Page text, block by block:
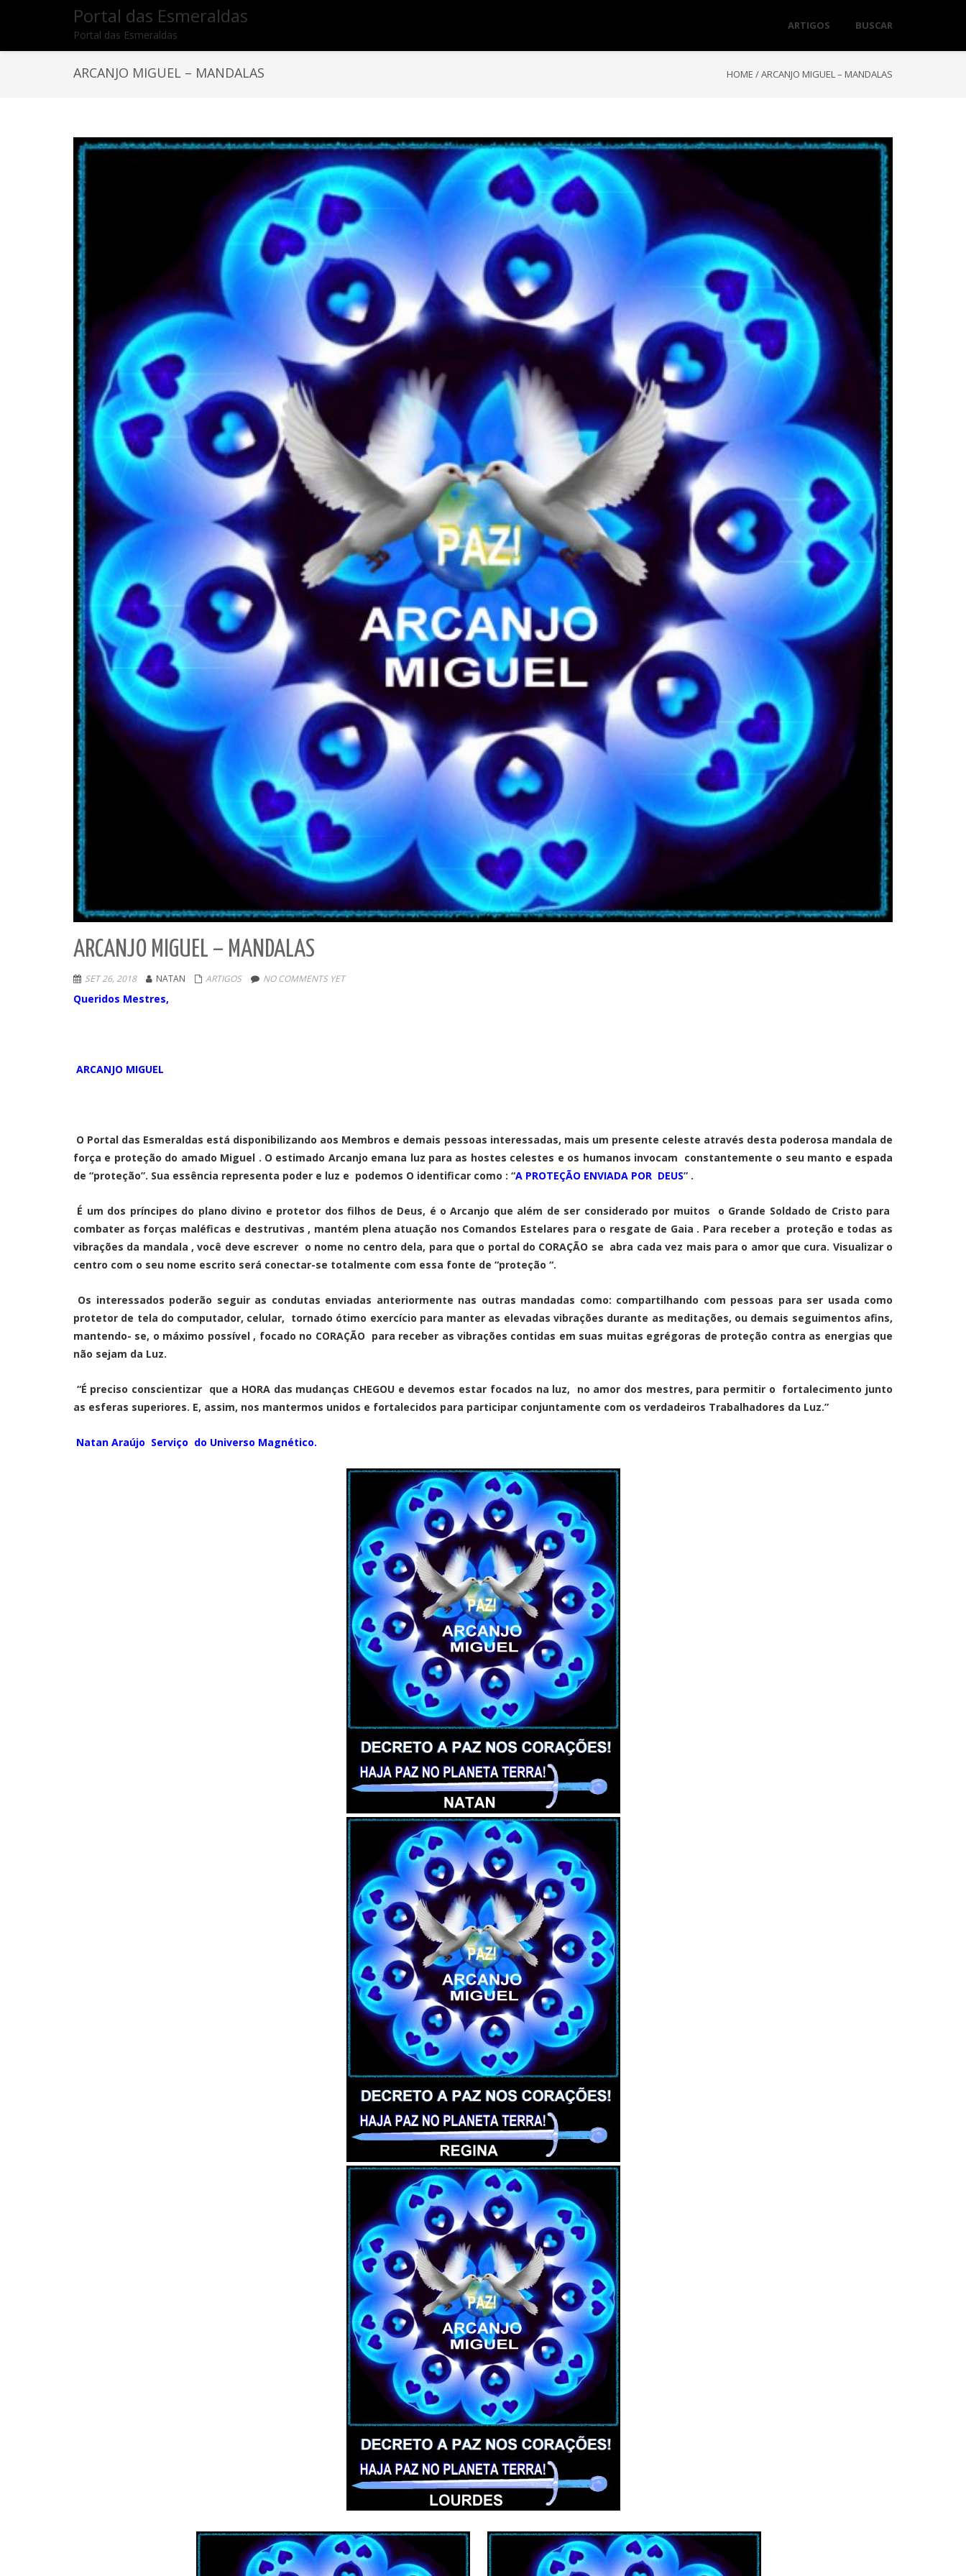
Portal das Esmeraldas
Portal das Esmeraldas
ARTIGOS BUSCAR
ARCANJO MIGUEL – MANDALAS HOME /ARCANJO MIGUEL – MANDALAS
ARCANJO MIGUEL – MANDALAS
SET 26, 2018 NATAN ARTIGOS NO COMMENTS YET
Queridos Mestres,
ARCANJO MIGUEL
O Portal das Esmeraldas está disponibilizando aos Membros e demais pessoas interessadas, mais um presente celeste através desta poderosa mandala de
força e proteção do amado Miguel . O estimado Arcanjo emana luz para as hostes celestes e os humanos invocam constantemente o seu manto e espada
de “proteção”. Sua essência representa poder e luz e podemos O identificar como : “A PROTEÇÃO ENVIADA POR DEUS” .
É um dos príncipes do plano divino e protetor dos filhos de Deus, é o Arcanjo que além de ser considerado por muitos o Grande Soldado de Cristo para
combater as forças maléficas e destrutivas , mantém plena atuação nos Comandos Estelares para o resgate de Gaia . Para receber a proteção e todas as
vibrações da mandala , você deve escrever o nome no centro dela, para que o portal do CORAÇÃO se abra cada vez mais para o amor que cura. Visualizar o
centro com o seu nome escrito será conectar-se totalmente com essa fonte de “proteção “.
Os interessados poderão seguir as condutas enviadas anteriormente nas outras mandadas como: compartilhando com pessoas para ser usada como
protetor de tela do computador, celular, tornado ótimo exercício para manter as elevadas vibrações durante as meditações, ou demais seguimentos afins,
mantendo- se, o máximo possível , focado no CORAÇÃO para receber as vibrações contidas em suas muitas egrégoras de proteção contra as energias que
não sejam da Luz.
“É preciso conscientizar que a HORA das mudanças CHEGOU e devemos estar focados na luz, no amor dos mestres, para permitir o fortalecimento junto
as esferas superiores. E, assim, nos mantermos unidos e fortalecidos para participar conjuntamente com os verdadeiros Trabalhadores da Luz.”
Natan Araújo Serviço do Universo Magnético.